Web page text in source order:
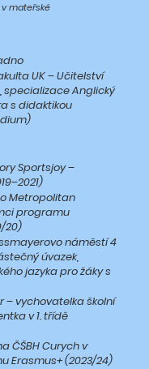
mateřské
UK – Učitelství
specializace Anglický
s didaktikou
Sportsjoy –
Metropolitan
programu
20)
náměstí 4
úvazek,
jazyka pro žáky s
– vychovatelka školní
v 1. třídě
ČŠBH Curych v
Erasmus+ (2023/24)